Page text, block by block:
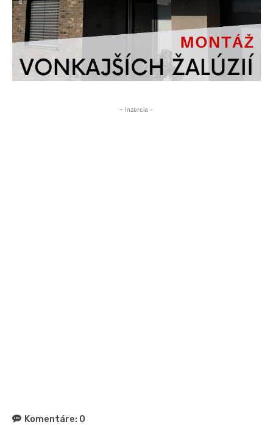
- Inzercia -
Komentáre: 0